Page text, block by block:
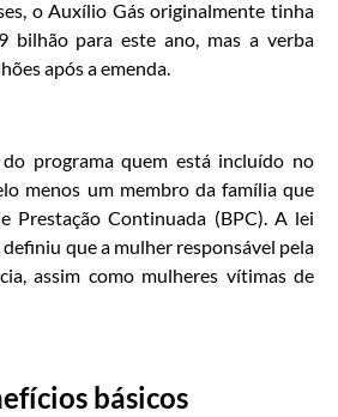
o Auxílio Gás originalmente tinha
bilhão para este ano, mas a verba
após a emenda.
programa quem está incluído no
menos um membro da família que
Prestação Continuada (BPC). A lei
que a mulher responsável pela
assim como mulheres vítimas de
básicos